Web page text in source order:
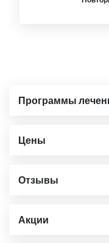
Программы
Цены
Отзывы
Акции